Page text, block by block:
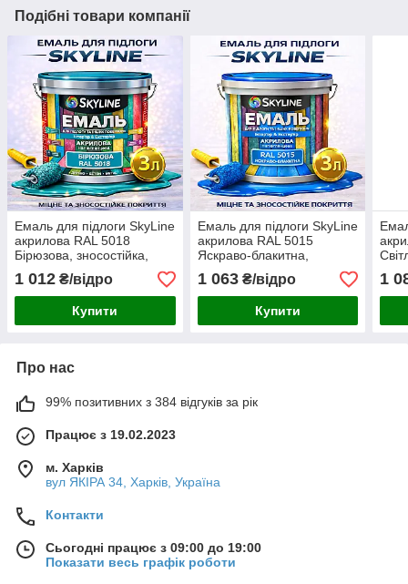
Подібні товари компанії
Емаль для підлоги SkyLine
акрилова RAL 5018
Бірюзова, зносостійка,
вологостійка, без запаху,
для бетону та дерева, 3 л
1 012 ₴/відро
Купити
Емаль для підлоги SkyLine
акрилова RAL 5015
Яскраво-блакитна,
зносостійка, вологостійка,
без запаху, для бетону та
дерева, 3 л
1 063₴/відро
Купити
без
1
Про нас
99% позитивних з 384 відгуків за рік
Працює з 19.02.2023
м. Харків
вул ЯКІРА 34, Харків, Україна
Контакти
Сьогодні працює з 09:00 до 19:00
Показати весь графік роботи